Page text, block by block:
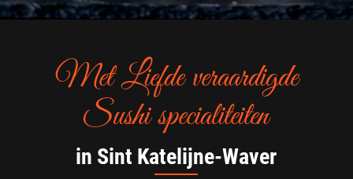
Met Liefde veraardigde
Sushi specialiteiten
in Sint Katelijne-Waver